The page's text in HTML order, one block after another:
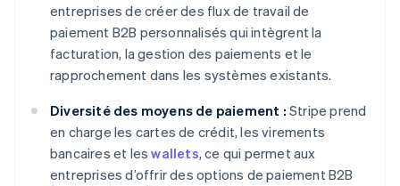
entreprises de créer des flux de travail de
paiement B2B personnalisés qui intègrent la
facturation, la gestion des paiements et le
rapprochement dans les systèmes existants.
Diversité des moyens de paiement : Stripe prend
en charge les cartes de crédit, les virements
bancaires et leswallets, ce qui permet aux
entreprises d’offrir des options de paiement B2B